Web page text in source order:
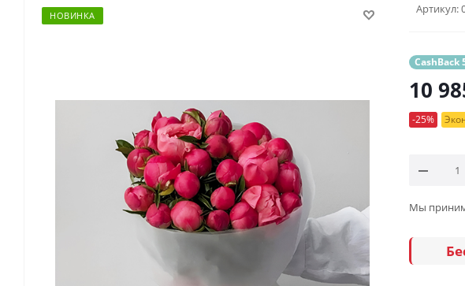
НОВИНКА Артикул:
CashBack
10
-25%
Мы